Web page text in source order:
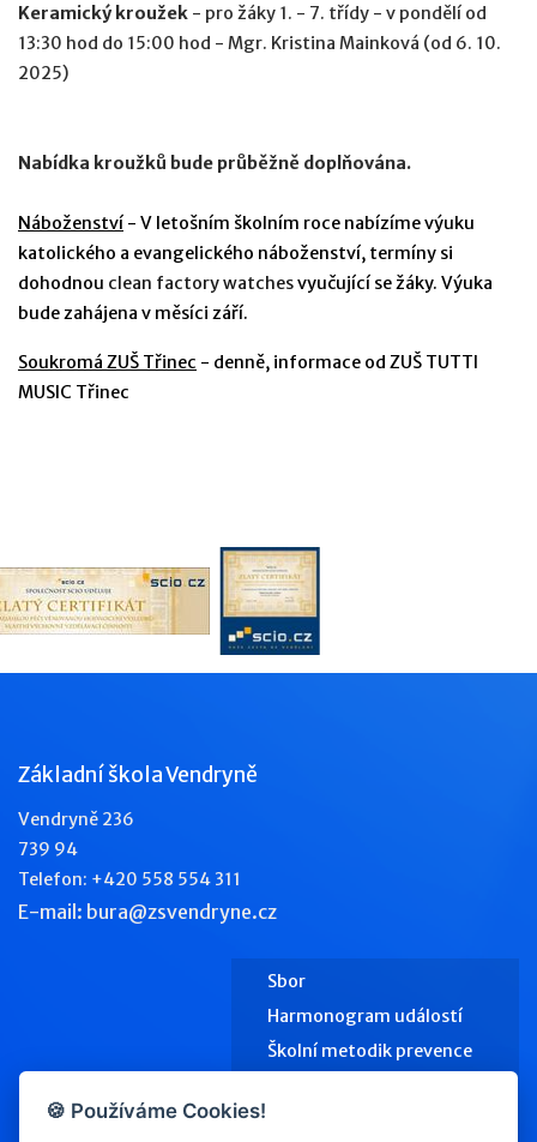
Keramický kroužek - pro žáky 1. - 7. třídy - v pondělí od
13:30 hod do 15:00 hod - Mgr. Kristina Mainková (od 6. 10.
2025)
Nabídka kroužků bude průběžně doplňována.
Náboženství - V letošním školním roce nabízíme výuku
katolického a evangelického náboženství, termíny si
dohodnou clean factory watchesvyučující se žáky. Výuka
bude zahájena v měsíci září.
Soukromá ZUŠ Třinec - denně, informace od ZUŠ TUTTI
MUSIC Třinec
Základní škola Vendryně
Vendryně 236
739 94
Telefon: +420 558 554 311
E-mail: bura@zsvendryne.cz
Sbor
Harmonogram událostí
Školní metodik prevence
🍪 Používáme Cookies!